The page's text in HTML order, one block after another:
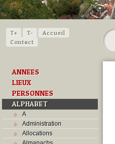
T+ T-
Accueil
Contact
ANNEES
LIEUX
PERSONNES
ALPHABET
A
Administration
Allocations